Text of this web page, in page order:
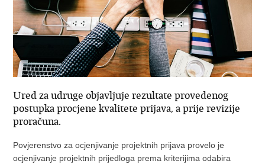
Ured za udruge objavljuje rezultate provedenog
postupka procjene kvalitete prijava, a prije revizije
proračuna.
Povjerenstvo za ocjenjivanje projektnih prijava provelo je
ocjenjivanje projektnih prijedloga prema kriterijima odabira